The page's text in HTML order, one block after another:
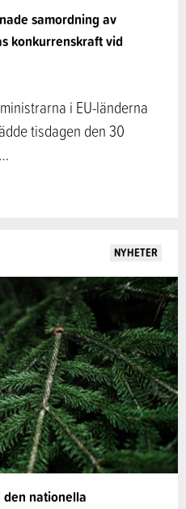
samordning av
konkurrenskraft vid
i EU-länderna
tisdagen den 30
nationella
NYHETER